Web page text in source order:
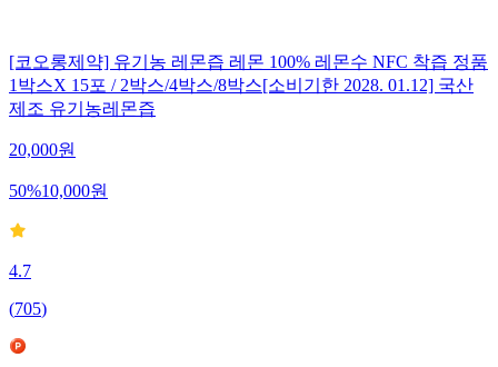
[코오롱제약] 유기농 레몬즙 레몬 100% 레몬수 NFC 착즙 정품
1박스X 15포 / 2박스/4박스/8박스[소비기한 2028. 01.12] 국산
제조 유기농레몬즙
20,000원
50%10,000원
4.7
(705)